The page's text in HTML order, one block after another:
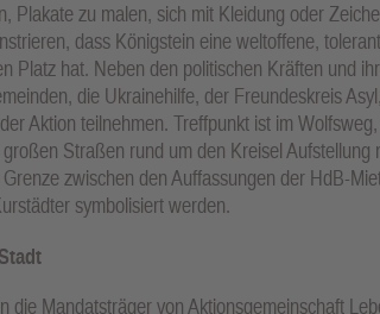
Plakate zu malen, sich mit Kleidung oder
dass Königstein eine weltoffene,
Platz hat. Neben den politischen Kräften und
die Ukrainehilfe, der Freundeskreis
Aktion teilnehmen. Treffpunkt ist im
Straßen rund um den Kreisel Aufstellung
zwischen den Auffassungen der HdB-
symbolisiert werden.
die Mandatsträger von Aktionsgemeinschaft